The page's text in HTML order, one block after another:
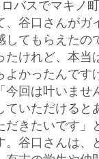
バスでマキノ
谷口さんがガ
てもらえたの
たけれど、本当
よかったんです
回は叶いませ
いただけると
きたいです」
。谷口さんは